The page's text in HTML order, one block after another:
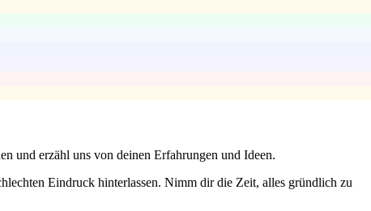
und erzähl uns von deinen Erfahrungen und Ideen.
Eindruck hinterlassen. Nimm dir die Zeit, alles gründlich zu